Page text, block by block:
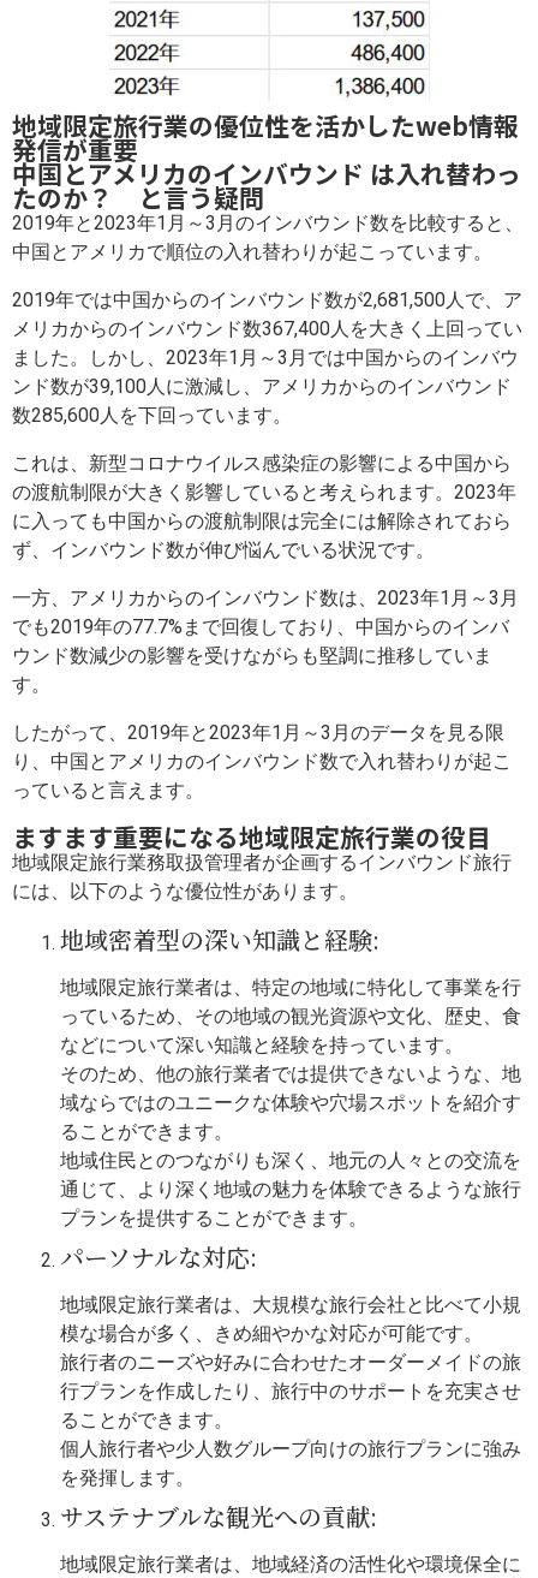
地域限定旅行業の優位性を活かしたweb情報
発信が重要
中国とアメリカのインバウンド は入れ替わっ
たのか？ と言う疑問
2019年と2023年1月～3月のインバウンド数を比較すると、
中国とアメリカで順位の入れ替わりが起こっています。
2019年では中国からのインバウンド数が2,681,500人で、ア
メリカからのインバウンド数367,400人を大きく上回ってい
ました。しかし、2023年1月～3月では中国からのインバウ
ンド数が39,100人に激減し、アメリカからのインバウンド
数285,600人を下回っています。
これは、新型コロナウイルス感染症の影響による中国から
の渡航制限が大きく影響していると考えられます。2023年
に入っても中国からの渡航制限は完全には解除されておら
ず、インバウンド数が伸び悩んでいる状況です。
一方、アメリカからのインバウンド数は、2023年1月～3月
でも2019年の77.7%まで回復しており、中国からのインバ
ウンド数減少の影響を受けながらも堅調に推移していま
す。
したがって、2019年と2023年1月～3月のデータを見る限
り、中国とアメリカのインバウンド数で入れ替わりが起こ
っていると言えます。
ますます重要になる地域限定旅行業の役目
地域限定旅行業務取扱管理者が企画するインバウンド旅行
には、以下のような優位性があります。
地域密着型の深い知識と経験:
地域限定旅行業者は、特定の地域に特化して事業を行
っているため、その地域の観光資源や文化、歴史、食
などについて深い知識と経験を持っています。
そのため、他の旅行業者では提供できないような、地
域ならではのユニークな体験や穴場スポットを紹介す
ることができます。
地域住民とのつながりも深く、地元の人々との交流を
通じて、より深く地域の魅力を体験できるような旅行
プランを提供することができます。
パーソナルな対応:
地域限定旅行業者は、大規模な旅行会社と比べて小規
模な場合が多く、きめ細やかな対応が可能です。
旅行者のニーズや好みに合わせたオーダーメイドの旅
行プランを作成したり、旅行中のサポートを充実させ
ることができます。
個人旅行者や少人数グループ向けの旅行プランに強み
を発揮します。
サステナブルな観光への貢献:
地域限定旅行業者は、地域経済の活性化や環境保全に